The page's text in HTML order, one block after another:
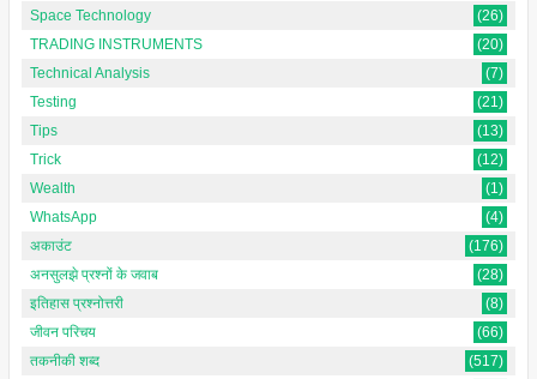
Space Technology
(26)
TRADING INSTRUMENTS
(20)
Technical Analysis
(7)
Testing
(21)
Tips
(13)
Trick
(12)
Wealth
(1)
WhatsApp
(4)
अकाउंट
(176)
अनसुलझे प्रश्नों के जवाब
(28)
इतिहास प्रश्नोत्तरी
(8)
जीवन परिचय
(66)
तकनीकी शब्द
(517)